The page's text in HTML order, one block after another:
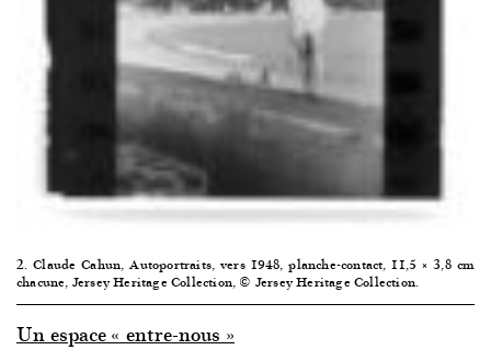
2. Claude Cahun, Autoportraits, vers 1948, planche-contact, 11,5 × 3,8 cm
chacune, Jersey Heritage Collection, © Jersey Heritage Collection.
Un espace « entre-nous »